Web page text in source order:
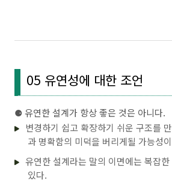
05 유연성에 대한 조언
⚈유연한 설계가 항상 좋은 것은 아니다.
변경하기 쉽고 확장하기 쉬운 구조를
과 명확함의 미덕을 버리게될 가능성
유연한 설계라는 말의 이면에는 복잡
있다.